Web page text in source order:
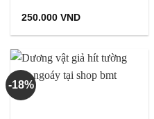
250.000VND
-18%